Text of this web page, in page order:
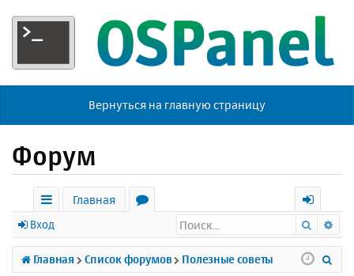
Вернуться на главную страницу
Форум
с
ы
Главная
р
х
о
Вход Поиск
Главная Список форумов Полезные советы